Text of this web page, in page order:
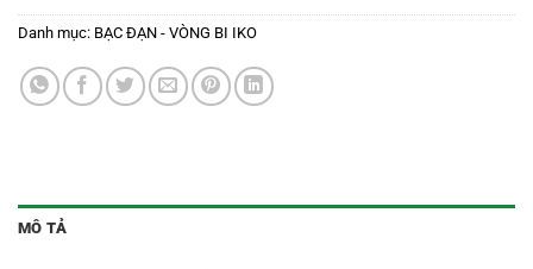
Danh mục: BẠC ĐẠN - VÒNG BI IKO
MÔ TẢ